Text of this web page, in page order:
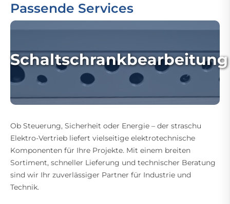
Passende Services
Schaltschrankbearbeitung
Ob Steuerung, Sicherheit oder Energie – der straschu
Elektro-Vertrieb liefert vielseitige elektrotechnische
Komponenten für Ihre Projekte. Mit einem breiten
Sortiment, schneller Lieferung und technischer Beratung
sind wir Ihr zuverlässiger Partner für Industrie und
Technik.